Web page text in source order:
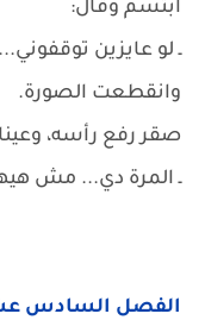
ابتسم وقال:
ـ لو عايزين
وانقطعت الصورة.
صقر رفع رأسه،
ـ المرة دي... مش
الفصل السادس